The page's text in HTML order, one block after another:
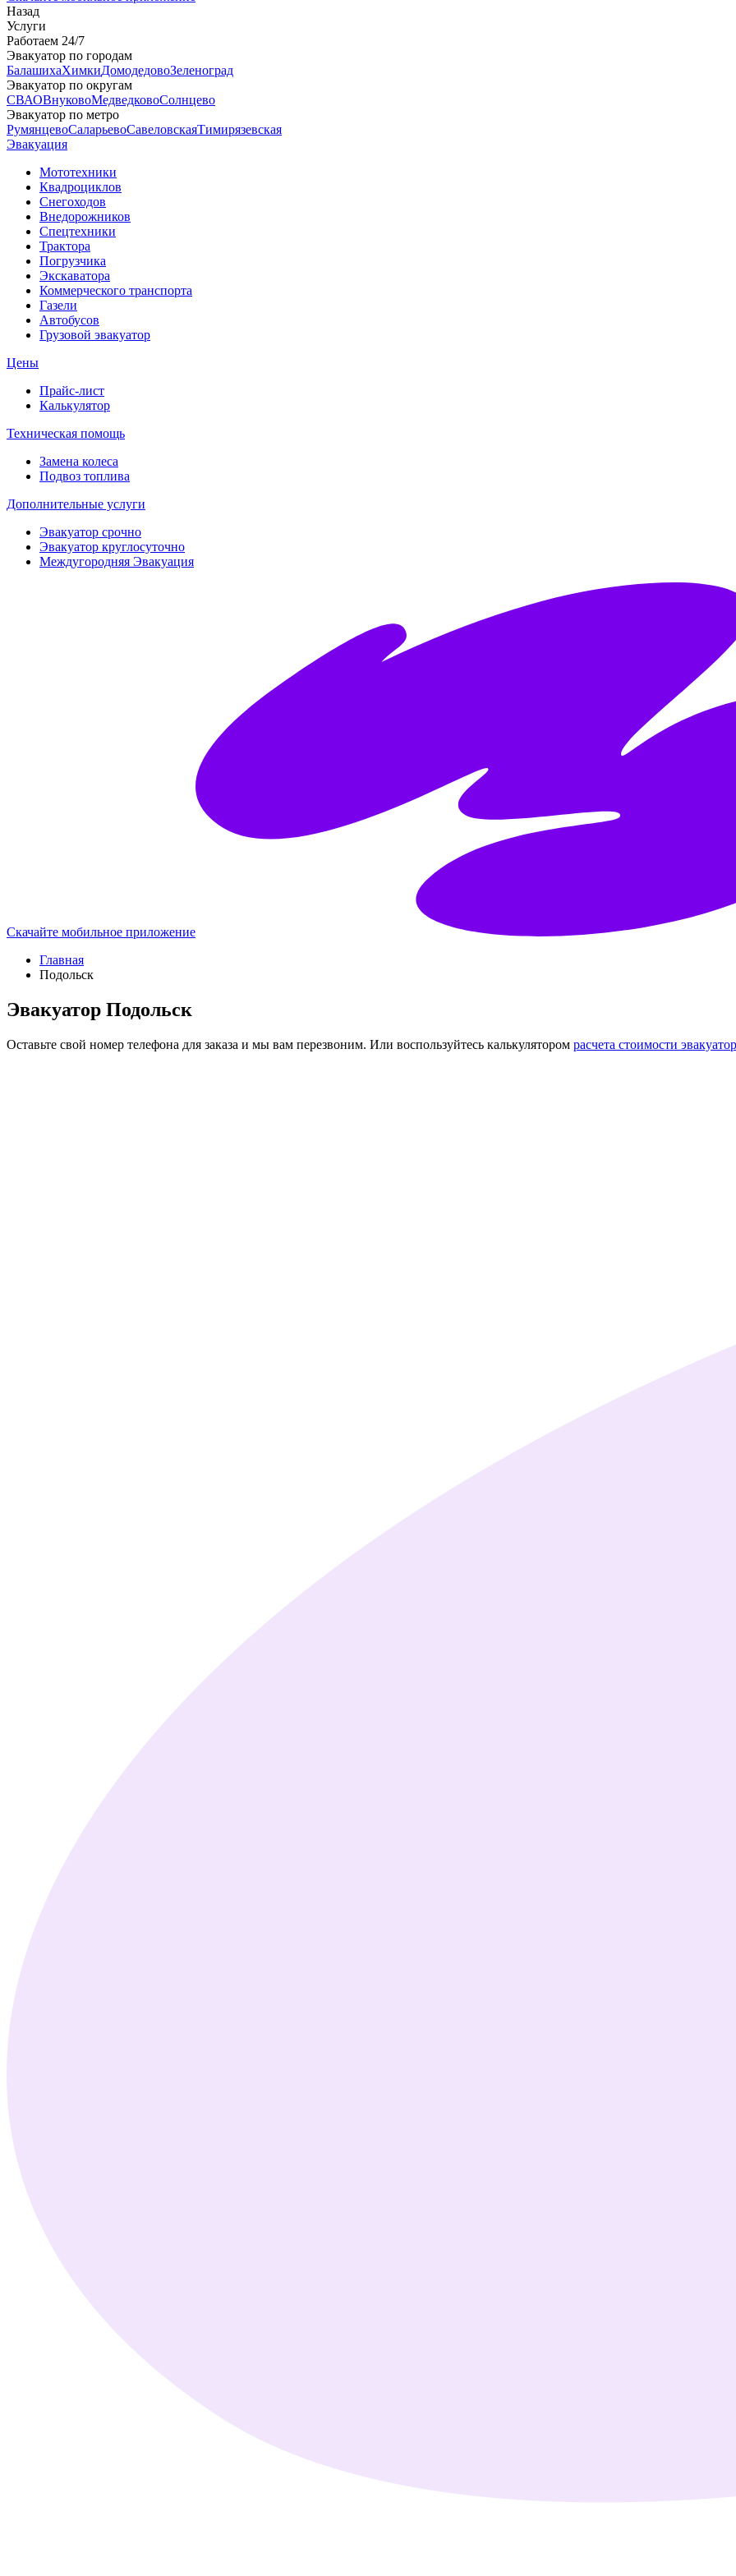
Назад
Услуги
Работаем 24/7
Эвакуатор по городам
БалашихаХимкиДомодедовоЗеленоград
Эвакуатор по округам
СВАОВнуковоМедведковоСолнцево
Эвакуатор по метро
РумянцевоСаларьевоСавеловскаяТимирязевская
Эвакуация
Мототехники
Квадроциклов
Снегоходов
Внедорожников
Спецтехники
Трактора
Погрузчика
Экскаватора
Коммерческого транспорта
Газели
Автобусов
Грузовой эвакуатор
Цены
Прайс-лист
Калькулятор
Техническая помощь
Замена колеса
Подвоз топлива
Дополнительные услуги
Эвакуатор срочно
Эвакуатор круглосуточно
Междугородняя Эвакуация
Скачайте мобильное приложение
Главная
Подольск
Эвакуатор Подольск
Оставьте свой номер телефона для заказа и мы вам перезвоним. Или воспользуйтесь калькулятором расчета стоимости